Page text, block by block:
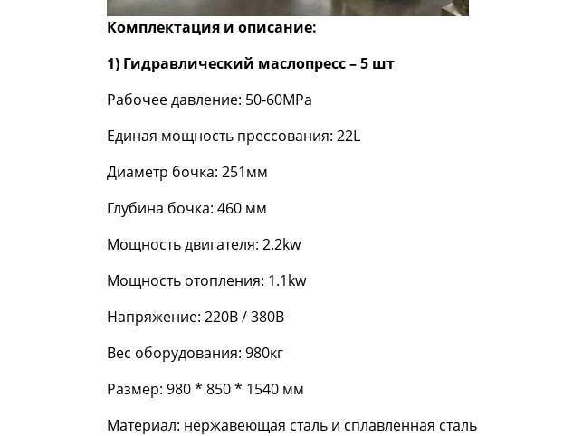
Комплектация и описание:
1) Гидравлический маслопресс – 5 шт
Рабочее давление: 50-60MPa
Единая мощность прессования: 22L
Диаметр бочка: 251мм
Глубина бочка: 460 мм
Мощность двигателя: 2.2kw
Мощность отопления: 1.1kw
Напряжение: 220В / 380В
Вес оборудования: 980кг
Размер: 980 * 850 * 1540 мм
Материал: нержавеющая сталь и сплавленная сталь